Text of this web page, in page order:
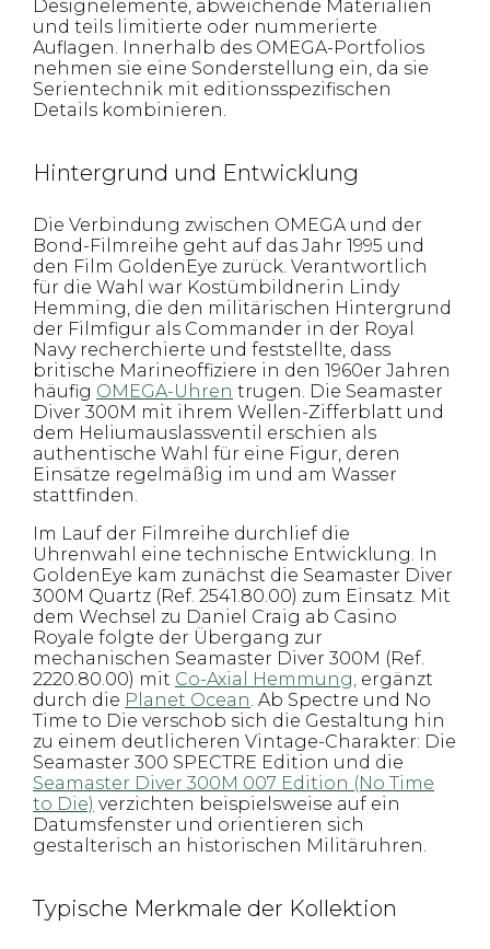
Designelemente, abweichende Materialien
und teils limitierte oder nummerierte
Auflagen. Innerhalb des OMEGA-Portfolios
nehmen sie eine Sonderstellung ein, da sie
Serientechnik mit editionsspezifischen
Details kombinieren.
Hintergrund und Entwicklung
Die Verbindung zwischen OMEGA und der
Bond-Filmreihe geht auf das Jahr 1995 und
den Film GoldenEye zurück. Verantwortlich
für die Wahl war Kostümbildnerin Lindy
Hemming, die den militärischen Hintergrund
der Filmfigur als Commander in der Royal
Navy recherchierte und feststellte, dass
britische Marineoffiziere in den 1960er Jahren
häufig OMEGA-Uhren trugen. Die Seamaster
Diver 300M mit ihrem Wellen-Zifferblatt und
dem Heliumauslassventil erschien als
authentische Wahl für eine Figur, deren
Einsätze regelmäßig im und am Wasser
stattfinden.
Im Lauf der Filmreihe durchlief die
Uhrenwahl eine technische Entwicklung. In
GoldenEye kam zunächst die Seamaster Diver
300M Quartz (Ref. 2541.80.00) zum Einsatz. Mit
dem Wechsel zu Daniel Craig ab Casino
Royale folgte der Übergang zur
mechanischen Seamaster Diver 300M (Ref.
2220.80.00) mit Co-Axial Hemmung, ergänzt
durch die Planet Ocean. Ab Spectre und No
Time to Die verschob sich die Gestaltung hin
zu einem deutlicheren Vintage-Charakter: Die
Seamaster 300 SPECTRE Edition und die
Seamaster Diver 300M 007 Edition (No Time
to Die) verzichten beispielsweise auf ein
Datumsfenster und orientieren sich
gestalterisch an historischen Militäruhren.
Typische Merkmale der Kollektion